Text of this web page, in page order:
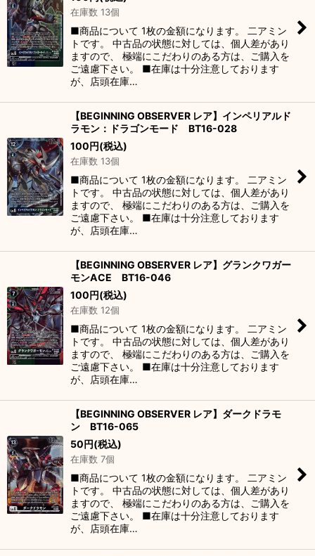
在庫数 13個
■商品について 1枚の金額になります。 二アミン
トです。 中古品の状態に対しては、個人差があり
ますので、 極端にこだわりのある方は、ご購入を
ご遠慮下さい。 ■在庫は十分注意しております
が、店頭在庫…
【BEGINNING OBSERVER レア】インペリアルド
ラモン：ドラゴンモード BT16-028
100円(税込)
在庫数 13個
■商品について 1枚の金額になります。 二アミン
トです。 中古品の状態に対しては、個人差があり
ますので、 極端にこだわりのある方は、ご購入を
ご遠慮下さい。 ■在庫は十分注意しております
が、店頭在庫…
【BEGINNING OBSERVER レア】グランクワガー
モンACE BT16-046
100円(税込)
在庫数 12個
■商品について 1枚の金額になります。 二アミン
トです。 中古品の状態に対しては、個人差があり
ますので、 極端にこだわりのある方は、ご購入を
ご遠慮下さい。 ■在庫は十分注意しております
が、店頭在庫…
【BEGINNING OBSERVER レア】ダークドラモ
ン BT16-065
50円(税込)
在庫数 7個
■商品について 1枚の金額になります。 二アミン
トです。 中古品の状態に対しては、個人差があり
ますので、 極端にこだわりのある方は、ご購入を
ご遠慮下さい。 ■在庫は十分注意しております
が、店頭在庫…